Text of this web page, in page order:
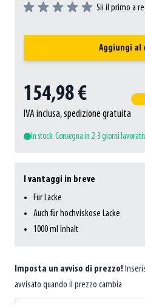
Sii il primo a
Aggiungi al
154,98 €
IVA inclusa, spedizione gratuita
In stock. Consegna in 2-3 giorni
I vantaggi in breve
Für Lacke
Auch für hochviskose Lacke
1000 ml Inhalt
Imposta un avviso di prezzo!
avvisato quando il prezzo cambia